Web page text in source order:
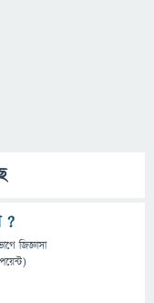
?
জিজ্ঞাসা
পয়েন্ট)